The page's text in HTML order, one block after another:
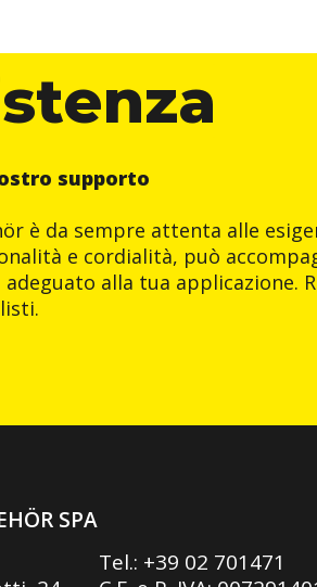
supporto
è da sempre attenta alle
e cordialità, può
alla tua applicazione.
SPA
Tel.: +39 02 701471